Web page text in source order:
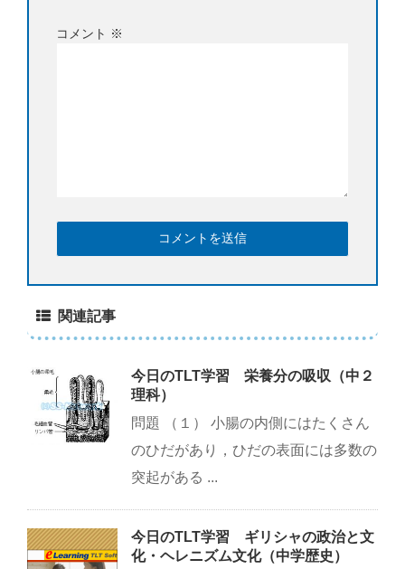
コメント ※
関連記事
今日のTLT学習 栄養分の吸収（中２
理科）
問題 （１） 小腸の内側にはたくさん
のひだがあり，ひだの表面には多数の
突起がある ...
今日のTLT学習 ギリシャの政治と文
化・ヘレニズム文化（中学歴史）